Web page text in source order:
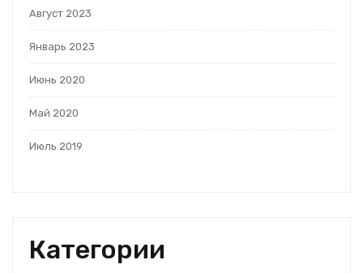
Август 2023
Январь 2023
Июнь 2020
Май 2020
Июль 2019
Категории